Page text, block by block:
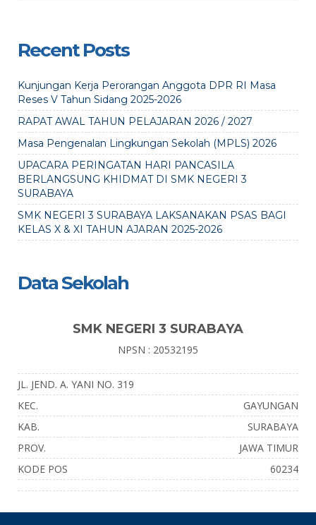
Recent Posts
Kunjungan Kerja Perorangan Anggota DPR RI Masa
Reses V Tahun Sidang 2025-2026
RAPAT AWAL TAHUN PELAJARAN 2026 / 2027
Masa Pengenalan Lingkungan Sekolah (MPLS) 2026
UPACARA PERINGATAN HARI PANCASILA
BERLANGSUNG KHIDMAT DI SMK NEGERI 3
SURABAYA
SMK NEGERI 3 SURABAYA LAKSANAKAN PSAS BAGI
KELAS X & XI TAHUN AJARAN 2025-2026
Data Sekolah
SMK NEGERI 3 SURABAYA
NPSN : 20532195
JL. JEND. A. YANI NO. 319
KEC.
GAYUNGAN
KAB.
SURABAYA
PROV.
JAWA TIMUR
KODE POS
60234